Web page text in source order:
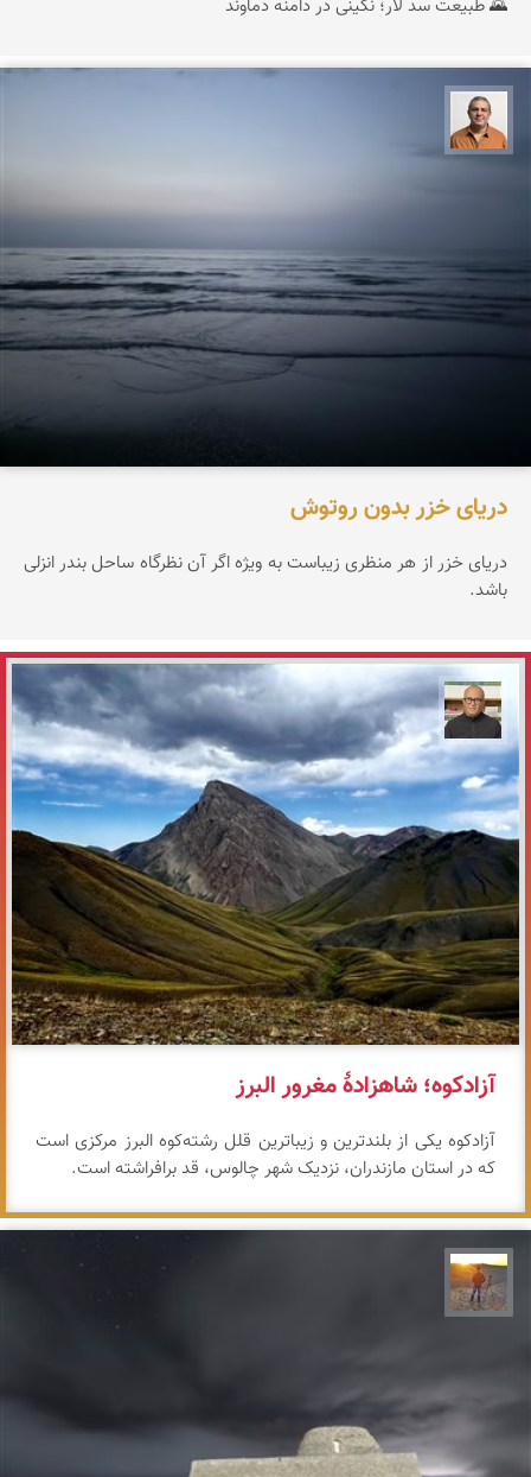
🌄 طبیعت سد لار؛ نگینی در دامنه دماوند
دریای خزر بدون روتوش
دریای خزر از هر منظری زیباست به ویژه اگر آن نظرگاه ساحل بندر انزلی
باشد.
مازیار ذاکری
آزادکوه؛ شاهزادهٔ مغرور البرز
آزادکوه یکی از بلندترین و زیباترین قلل رشته‌کوه البرز مرکزی است
که در استان مازندران، نزدیک شهر چالوس، قد برافراشته است.